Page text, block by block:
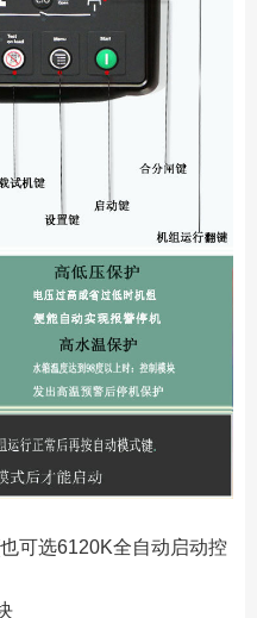
可选6120K全自动启动控